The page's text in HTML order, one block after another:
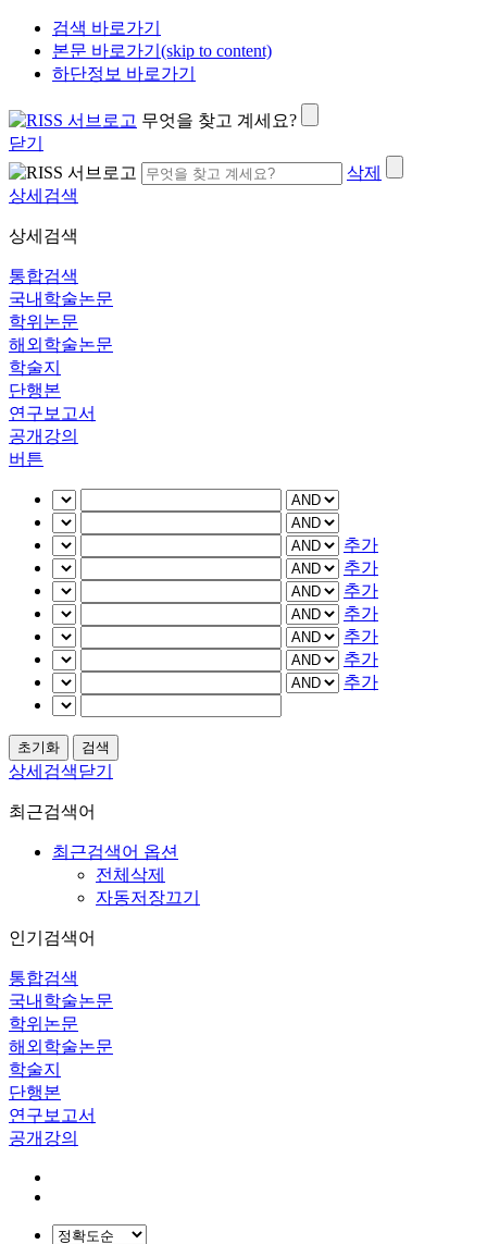
검색 바로가기
본문 바로가기(skip to content)
하단정보 바로가기
무엇을 찾고 계세요?
닫기
삭제
상세검색
상세검색
통합검색
국내학술논문
학위논문
해외학술논문
학술지
단행본
연구보고서
공개강의
버튼
추가
추가
추가
추가
추가
추가
추가
상세검색닫기
최근검색어
최근검색어 옵션
전체삭제
자동저장끄기
인기검색어
통합검색
국내학술논문
학위논문
해외학술논문
학술지
단행본
연구보고서
공개강의